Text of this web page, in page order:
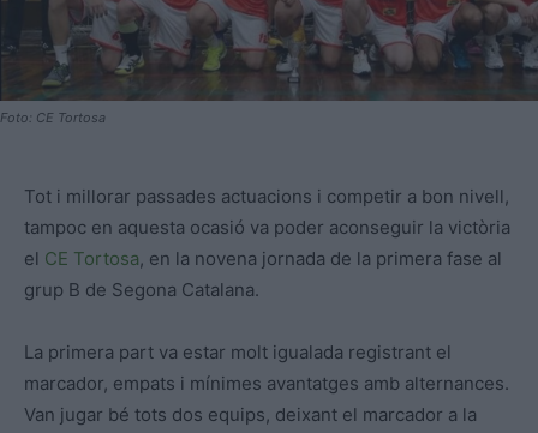
Foto: CE Tortosa
Tot i millorar passades actuacions i competir a bon nivell,
tampoc en aquesta ocasió va poder aconseguir la victòria
el CE Tortosa, en la novena jornada de la primera fase al
grup B de Segona Catalana.
La primera part va estar molt igualada registrant el
marcador, empats i mínimes avantatges amb alternances.
Van jugar bé tots dos equips, deixant el marcador a la